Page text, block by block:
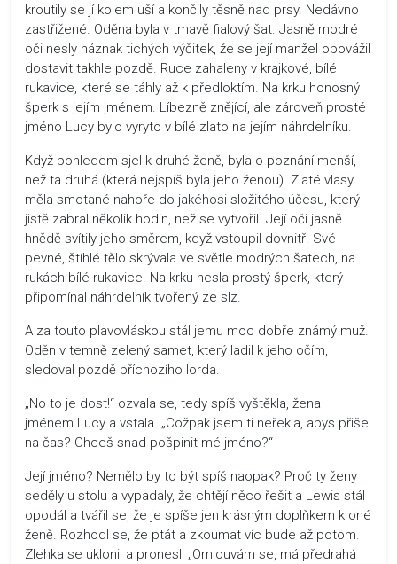
kroutily se jí kolem uší a končily těsně nad prsy. Nedávno
zastřižené. Oděna byla v tmavě fialový šat. Jasně modré
oči nesly náznak tichých výčitek, že se její manžel opovážil
dostavit takhle pozdě. Ruce zahaleny v krajkové, bílé
rukavice, které se táhly až k předloktím. Na krku honosný
šperk s jejím jménem. Líbezně znějící, ale zároveň prosté
jméno Lucy bylo vyryto v bílé zlato na jejím náhrdelníku.
Když pohledem sjel k druhé ženě, byla o poznání menší,
než ta druhá (která nejspíš byla jeho ženou). Zlaté vlasy
měla smotané nahoře do jakéhosi složitého účesu, který
jistě zabral několik hodin, než se vytvořil. Její oči jasně
hnědě svítily jeho směrem, když vstoupil dovnitř. Své
pevné, štíhlé tělo skrývala ve světle modrých šatech, na
rukách bílé rukavice. Na krku nesla prostý šperk, který
připomínal náhrdelník tvořený ze slz.
A za touto plavovláskou stál jemu moc dobře známý muž.
Oděn v temně zelený samet, který ladil k jeho očím,
sledoval pozdě příchozího lorda.
„No to je dost!“ ozvala se, tedy spíš vyštěkla, žena
jménem Lucy a vstala. „Cožpak jsem ti neřekla, abys přišel
na čas? Chceš snad pošpinit mé jméno?“
Její jméno? Nemělo by to být spíš naopak? Proč ty ženy
seděly u stolu a vypadaly, že chtějí něco řešit a Lewis stál
opodál a tvářil se, že je spíše jen krásným doplňkem k oné
ženě. Rozhodl se, že ptát a zkoumat víc bude až potom.
Zlehka se uklonil a pronesl: „Omlouvám se, má předrahá